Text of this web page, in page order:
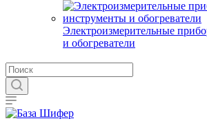
Электроизмерительные
и обогреватели